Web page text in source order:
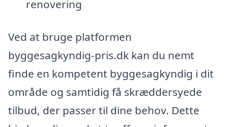
renovering
Ved at bruge platformen
byggesagkyndig-pris.dk kan du nemt
finde en kompetent byggesagkyndig i dit
område og samtidig få skræddersyede
tilbud, der passer til dine behov. Dette